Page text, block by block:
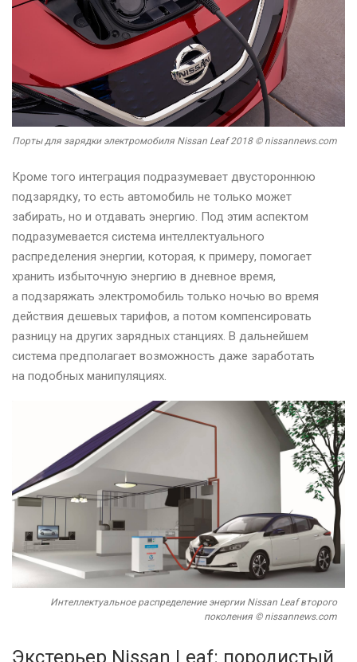
Порты для зарядки электромобиля Nissan Leaf 2018 © nissannews.com
Кроме того интеграция подразумевает двустороннюю
подзарядку, то есть автомобиль не только может
забирать, но и отдавать энергию. Под этим аспектом
подразумевается система интеллектуального
распределения энергии, которая, к примеру, помогает
хранить избыточную энергию в дневное время,
а подзаряжать электромобиль только ночью во время
действия дешевых тарифов, а потом компенсировать
разницу на других зарядных станциях. В дальнейшем
система предполагает возможность даже заработать
на подобных манипуляциях.
Интеллектуальное распределение энергии Nissan Leaf второго
поколения © nissannews.com
Экстерьер Nissan Leaf: породистый